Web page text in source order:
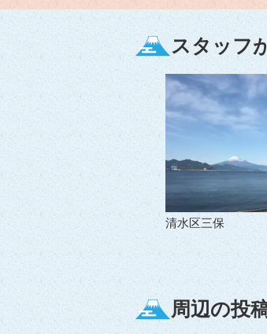
スタッフ
清水区三保
周辺の投